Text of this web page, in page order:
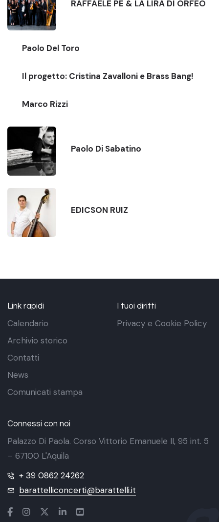
RAFFAELE PE & LA LIRA DI ORFEO
Paolo Del Toro
Il progetto: Cristina Zavalloni e Brass Bang!
Marco Rizzi
Paolo Di Sabatino
EDICSON RUIZ
Link rapidi
Calendario
Archivio storico
Contatti
News
Comunicati stampa
I tuoi diritti
Privacy e Cookie Policy
Connessi con noi
Palazzo Di Paola. Corso Vittorio Emanuele II, 95 int. 5
– 67100 L'Aquila
+ 39 0862 24262
barattelliconcerti@barattelli.it